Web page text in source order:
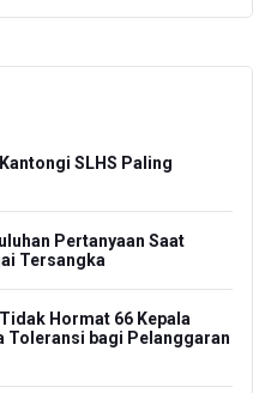
SLHS Paling
Pertanyaan Saat
Tersangka
Hormat 66 Kepala
Toleransi bagi Pelanggaran